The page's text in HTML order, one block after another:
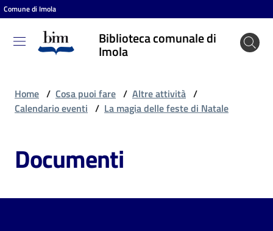
Vai al contenuto
Vai alla navigazione
Vai al footer
Comune di Imola
Biblioteca comunale di
Imola
Biblioteca
comunale
puoi
Home / Cosa puoi fare / Altre attività /
Calendario eventi / La magia delle feste di Natale
Documenti